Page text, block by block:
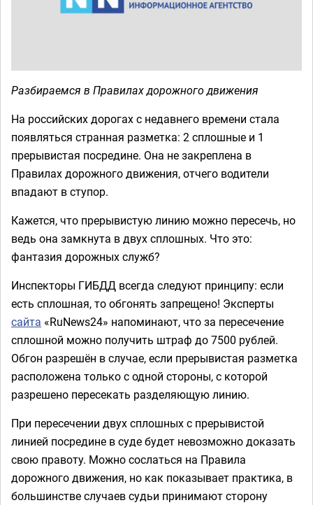
Разбираемся в Правилах дорожного движения
На российских дорогах с недавнего времени стала
появляться странная разметка: 2 сплошные и 1
прерывистая посредине. Она не закреплена в
Правилах дорожного движения, отчего водители
впадают в ступор.
Кажется, что прерывистую линию можно пересечь, но
ведь она замкнута в двух сплошных. Что это:
фантазия дорожных служб?
Инспекторы ГИБДД всегда следуют принципу: если
есть сплошная, то обгонять запрещено! Эксперты
сайта «RuNews24» напоминают, что за пересечение
сплошной можно получить штраф до 7500 рублей.
Обгон разрешён в случае, если прерывистая разметка
расположена только с одной стороны, с которой
разрешено пересекать разделяющую линию.
При пересечении двух сплошных с прерывистой
линией посредине в суде будет невозможно доказать
свою правоту. Можно сослаться на Правила
дорожного движения, но как показывает практика, в
большинстве случаев судьи принимают сторону